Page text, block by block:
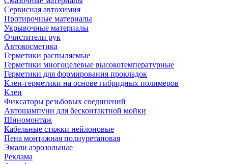
Сервисная автохимия
Протирочные материалы
Укрывочные материалы
Очистители рук
Автокосметика
Герметики распыляемые
Герметики многоцелевые высокотемпературные
Герметики для формирования прокладок
Клеи-герметики на основе гибридных полимеров
Клеи
Фиксаторы резьбовых соединений
Автошампуни для бесконтактной мойки
Шиномонтаж
Кабельные стяжки нейлоновые
Пена монтажная полиуретановая
Эмали аэрозольные
Реклама